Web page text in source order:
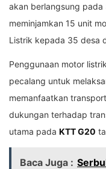
akan berlangsung
meminjamkan 15 unit
Listrik kepada 35 desa
Penggunaan motor
pecalang untuk
memanfaatkan
dukungan terhadap
utama pada KTT G20
Baca Juga :